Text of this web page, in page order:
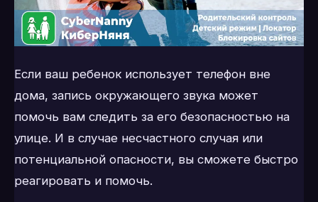
Если ваш ребенок использует телефон вне
дома, запись окружающего звука может
помочь вам следить за его безопасностью на
улице. И в случае несчастного случая или
потенциальной опасности, вы сможете быстро
реагировать и помочь.